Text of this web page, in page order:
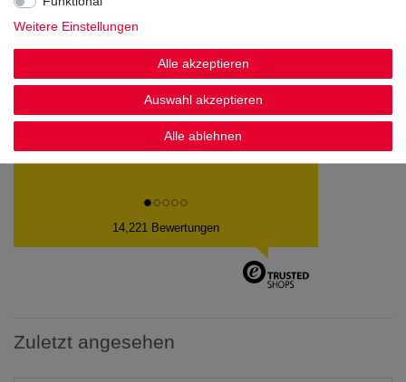
Die Bestellung wurde tadellos ausgeführt. Alle
Flaschen heil angekommen.
Hans W., Leimen
Datum der Kauferfahrung: 30.07.2026
14,221 Bewertungen
Zuletzt angesehen
Weitere Einstellungen
Alle akzeptieren
Auswahl akzeptieren
Alle ablehnen